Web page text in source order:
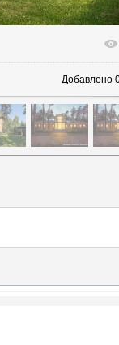
В
Добавлено